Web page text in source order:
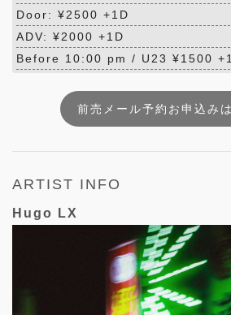
Door: ¥2500 +1D
ADV: ¥2000 +1D
Before 10:00 pm / U23 ¥1500
前売メール予約お申込み
ARTIST INFO
Hugo LX